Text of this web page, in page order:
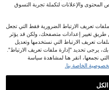
والإعلانات لتكملة تجربة التسوق
تعريف الارتباط الضرورية فقط التي تجعل
طريق تغيير إعدادات متصفحك، ولكن قد يؤثر
تعريف الارتباط التي نستخدمها وتعديل
بك، يرجى تحديد "إدارة ملفات تعريف الارتباط".
نجمعها، انقر هنا لمشاهدة سياسة
الخاصة بنا.